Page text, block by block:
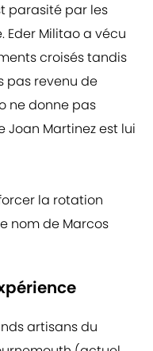
parasité par les
Eder Militao a vécu
croisés tandis
pas revenu de
ne donne pas
Martinez est lui
la rotation
nom de Marcos
artisans du